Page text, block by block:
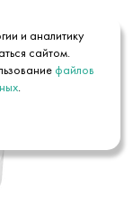
и аналитику
сайтом.
файлов
.